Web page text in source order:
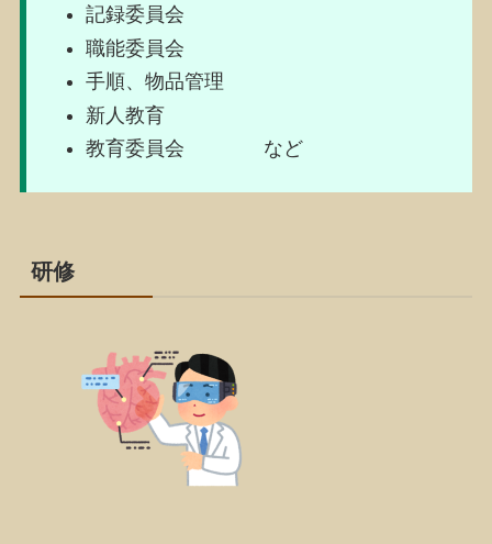
記録委員会
職能委員会
手順、物品管理
新人教育
教育委員会 など
研修